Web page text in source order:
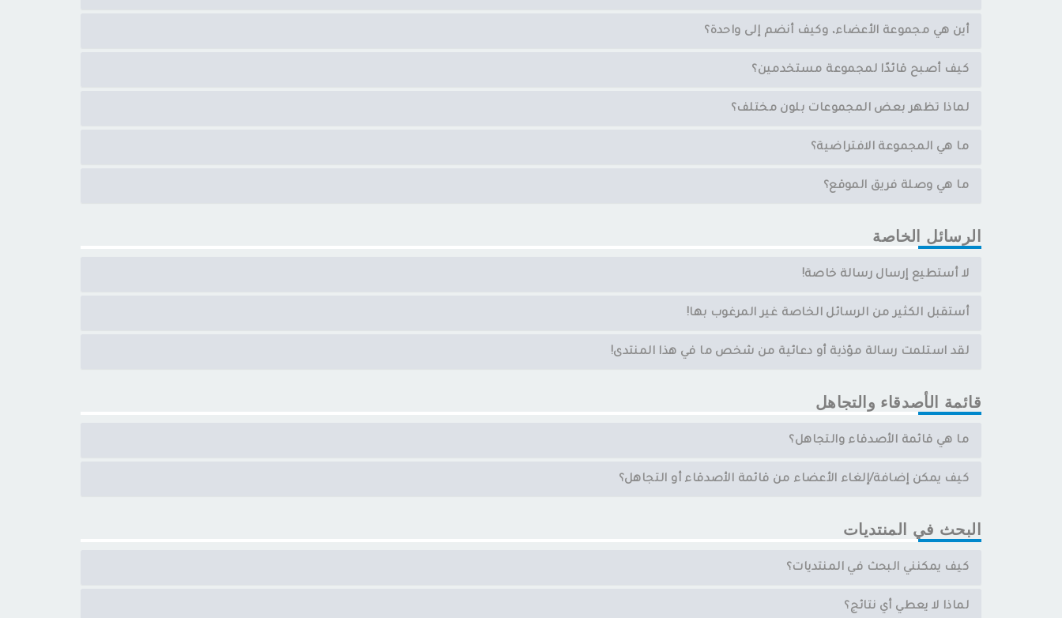
أين هي مجموعة الأعضاء، وكيف أنضم إلى واحدة؟
كيف أصبح قائدًا لمجموعة مستخدمين؟
لماذا تظهر بعض المجموعات بلون مختلف؟
ما هي المجموعة الافتراضية؟
ما هي وصلة فريق الموقع؟
الرسائل الخاصة
لا أستطيع إرسال رسالة خاصة!
أستقبل الكثير من الرسائل الخاصة غير المرغوب بها!
لقد استلمت رسالة مؤذية أو دعائية من شخص ما في هذا المنتدى!
قائمة الأصدقاء والتجاهل
ما هي قائمة الأصدقاء والتجاهل؟
كيف يمكن إضافة/إلغاء الأعضاء من قائمة الأصدقاء أو التجاهل؟
البحث في المنتديات
كيف يمكنني البحث في المنتديات؟
لماذا لا يعطي أي نتائج؟